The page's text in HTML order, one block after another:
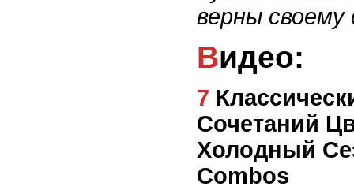
верны
Видео:
7 Классических Благородных
Сочетаний
Холодный
Combos